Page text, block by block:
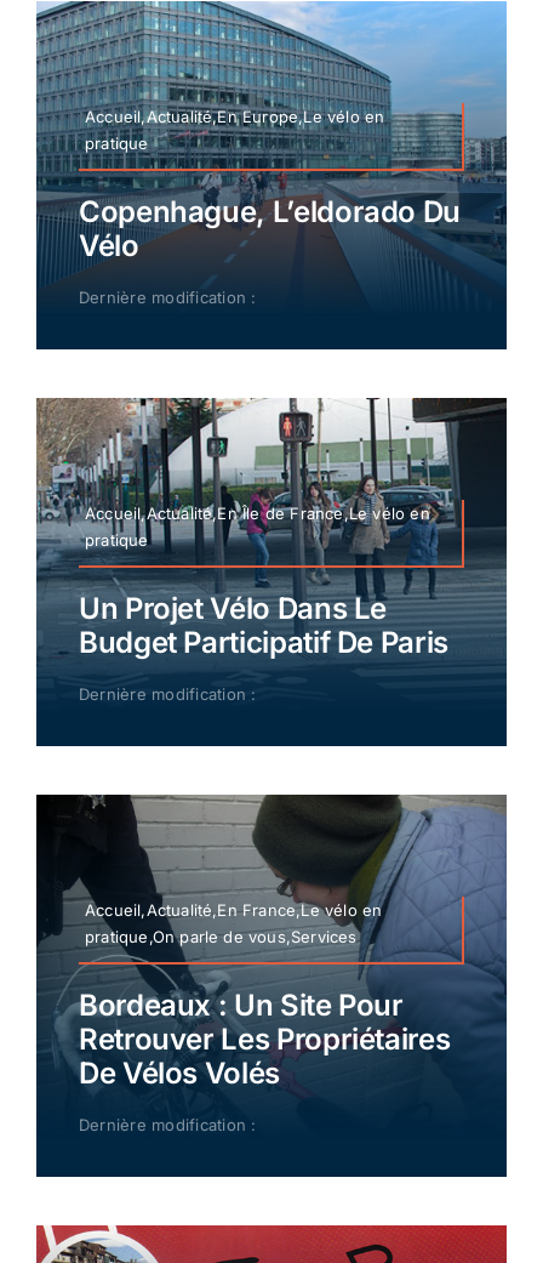
Accueil,Actualité,En Europe,Le vélo en
pratique
Copenhague, L’eldorado Du
Vélo
Dernière modification :
Accueil,Actualité,En Île de France,Le vélo en
pratique
Un Projet Vélo Dans Le
Budget Participatif De Paris
Dernière modification :
Accueil,Actualité,En France,Le vélo en
pratique,On parle de vous,Services
Bordeaux : Un Site Pour
Retrouver Les Propriétaires
De Vélos Volés
Dernière modification :